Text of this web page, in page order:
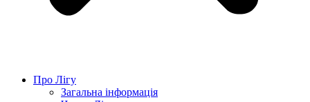
Про Лігу
Загальна інформація